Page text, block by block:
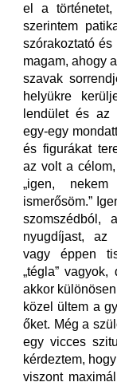
el a történetet,
szerintem
szórakoztató és
magam, ahogy
szavak
helyükre
lendület és az
egy-egy
és figurákat
az volt a
„igen,
ismerősöm.”
szomszédból,
nyugdíjast, az
vagy éppen
„tégla”
akkor
közel ültem a
őket. Még a
egy vicces
kérdeztem,
viszont